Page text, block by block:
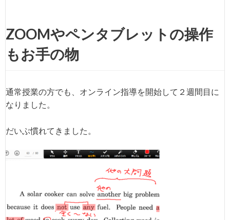
ZOOMやペンタブレットの操作
もお手の物
通常授業の方でも、オンライン指導を開始して２週間目に
なりました。
だいぶ慣れてきました。